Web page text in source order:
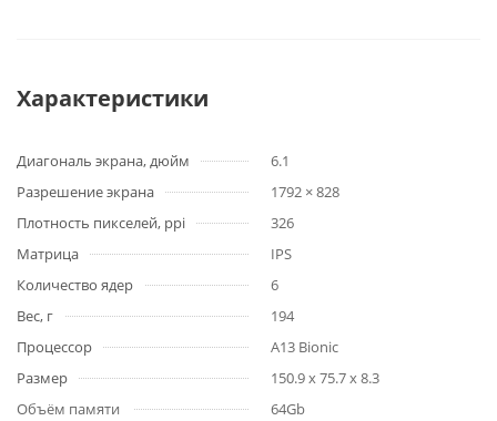
Характеристики
Диагональ экрана, дюйм
6.1
Разрешение экрана
1792 × 828
Плотность пикселей, ppi
326
Матрица
IPS
Количество ядер
6
Вес, г
194
Процессор
A13 Bionic
Размер
150.9 x 75.7 x 8.3
Объём памяти
64Gb